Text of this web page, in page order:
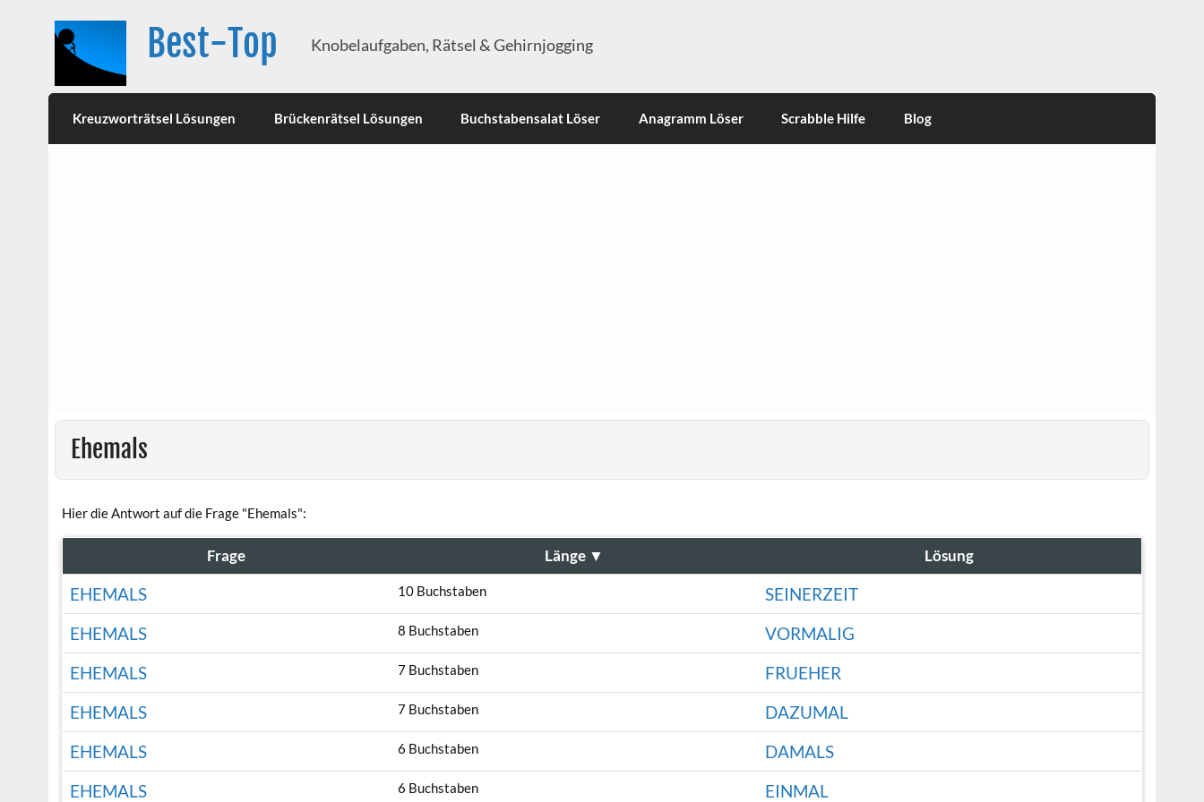
Best-Top Knobelaufgaben, Rätsel & Gehirnjogging
Kreuzworträtsel Lösungen Brückenrätsel Lösungen Buchstabensalat Löser Anagramm Löser Scrabble Hilfe Blog
Ehemals
Hier die Antwort auf die Frage "Ehemals":
Frage Länge ▼ Lösung
EHEMALS 10 Buchstaben
SEINERZEIT
EHEMALS
8 Buchstaben
VORMALIG
EHEMALS
7 Buchstaben
FRUEHER
EHEMALS
7 Buchstaben
DAZUMAL
EHEMALS
6 Buchstaben
DAMALS
EHEMALS
6 Buchstaben
EINMAL